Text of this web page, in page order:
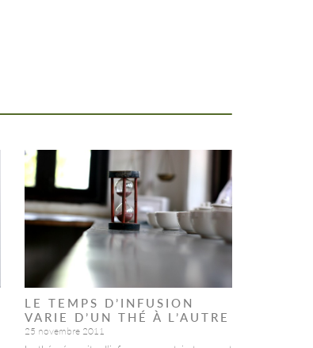
LE TEMPS D’INFUSION
VARIE D’UN THÉ À L’AUTRE
25 novembre 2011